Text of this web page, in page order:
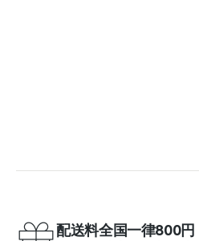
配送料全国一律800円